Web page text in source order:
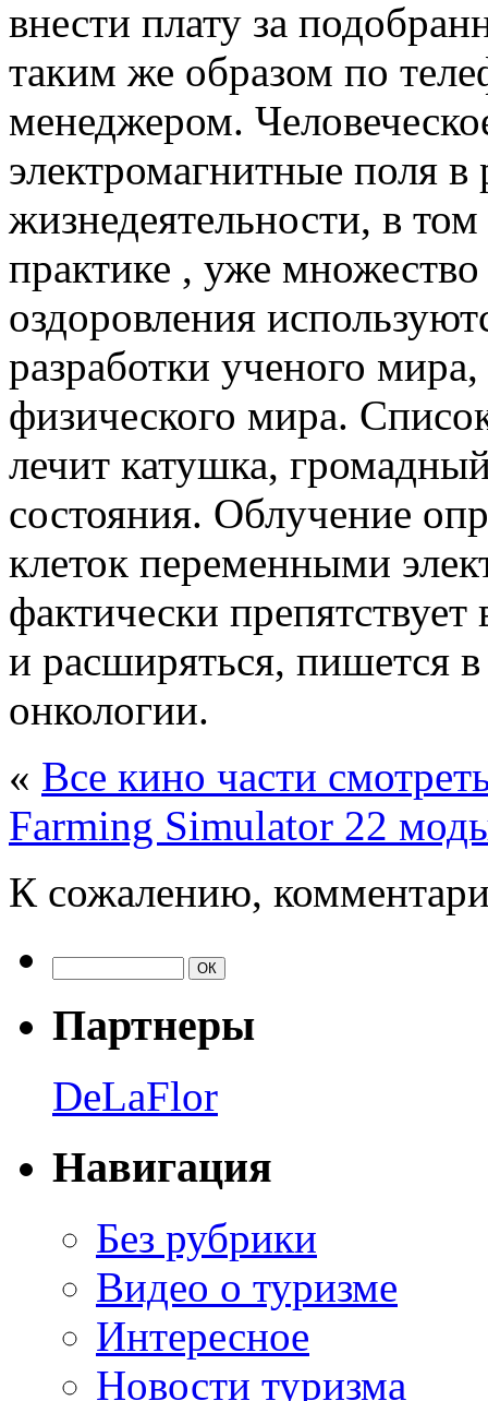
внести плату за
таким же образом по
менеджером.
электромагнитные поля в
жизнедеятельности, в
практике , уже
оздоровления
разработки ученого
физического мира.
лечит катушка,
состояния. Облучение
клеток переменными
фактически
и расширяться, пишется
онкологии.
« Все кино части
Farming Simulator 22
К сожалению,
Партнеры
DeLaFlor
Навигация
Без рубрики
Видео о туризме
Интересное
Новости туризма